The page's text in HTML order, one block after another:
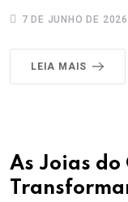
7 DE JUNHO DE 2026
LEIA MAIS
As Joias do